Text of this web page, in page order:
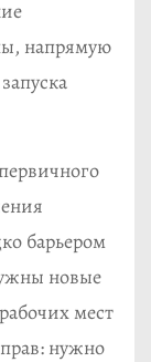
напрямую
барьером
новые
мест
нужно